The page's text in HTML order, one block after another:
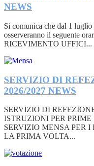
NEWS
Si comunica che dal 1
osserveranno il seguente
RICEVIMENTO UFFICI...
SERVIZIO DI
2026/2027 NEWS
SERVIZIO DI
ISTRUZIONI PER
SERVIZIO MENSA PER
LA PRIMA VOLTA...